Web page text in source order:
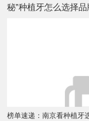
秘”种植牙怎么选择品
榜单速递：南京看种植牙